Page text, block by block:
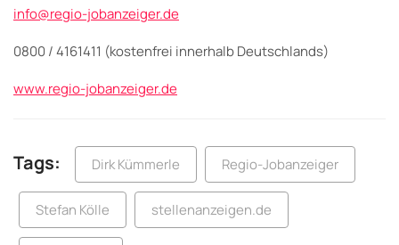
info@regio-jobanzeiger.de
0800 / 4161411 (kostenfrei innerhalb Deutschlands)
www.regio-jobanzeiger.de
Tags: Dirk Kümmerle Regio-Jobanzeiger
Stefan Kölle stellenanzeigen.de